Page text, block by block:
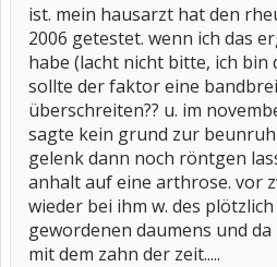
ist. mein hausarzt hat den
2006 getestet. wenn ich das
habe (lacht nicht bitte, ich bin
sollte der faktor eine
überschreiten?? u. im
sagte kein grund zur
gelenk dann noch röntgen
anhalt auf eine arthrose. vor
wieder bei ihm w. des
gewordenen daumens und
mit dem zahn der zeit.....